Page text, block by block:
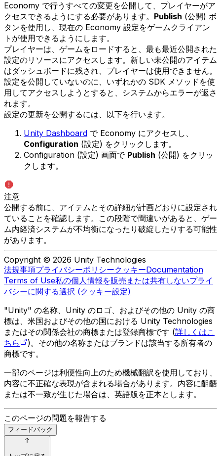
Economy で行うすべての変更を公開して、プレイヤーがア
クセスできるようにする必要があります。 Publish (公開) ボ
タンを使用し、現在の Economy 設定をゲームクライアン
トが使用できるようにします。
プレイヤーは、ゲームをロードすると、最も最近公開された
設定のリソースにアクセスします。新しい未公開のアイテム
はダッシュボードに残され、プレイヤーは使用できません。
設定を公開していないのに、いずれかの SDK メソッドを使
用してアクセスしようとすると、システムからエラーが返さ
れます。
設定の更新を公開するには、以下を行います。
Unity Dashboard で Economy にアクセスし、
Configuration (設定) をクリックします。
Configuration (設定) 画面で Publish (公開) をクリッ
クします。
注意
公開する前に、アイテムとその詳細が計画どおりに設定され
ていることを確認します。この段階で間違いがあると、ゲー
ム内経済システムが不均衡になったり破綻したりする可能性
があります。
Copyright © 2026 Unity Technologies
法規事項プライバシーポリシークッキーDocumentation
Terms of Use私の個人情報を販売または共有しないプライ
バシーに関する選択 (クッキー設定)
"Unity" の名称、Unity のロゴ、およびその他の Unity の商
標は、米国およびその他の国における Unity Technologies
またはその関係会社の商標または登録商標です (詳しくはこ
ちら
)。その他の名称またはブランドは該当する所有者の
商標です。
一部のページは利便性向上のため機械翻訳を使用しており、
内容に不正確な表現が含まれる場合があります。内容に齟齬
または不一致が生じた場合は、英語版を正本とします。
このページの問題を報告する
フィードバック